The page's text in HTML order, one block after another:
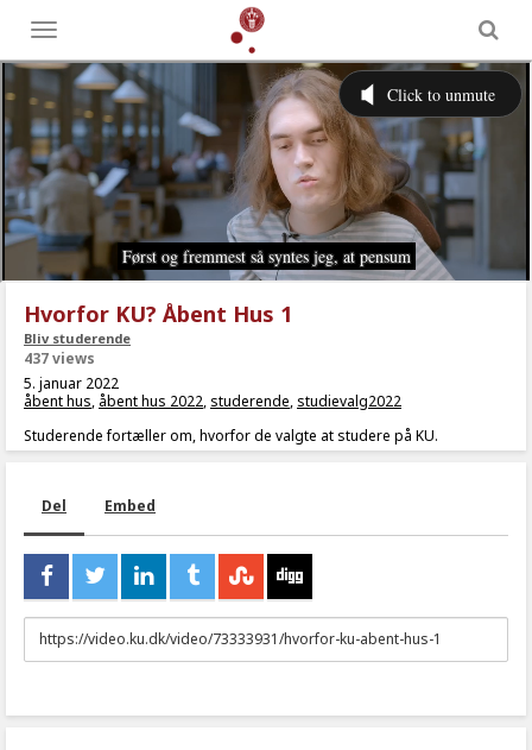
Toggle
menu
Hvorfor KU? Åbent Hus 1
Bliv studerende
437 views
5. januar 2022
åbent hus, åbent hus 2022, studerende, studievalg2022
Studerende fortæller om, hvorfor de valgte at studere på KU.
Del Embed
URL
to